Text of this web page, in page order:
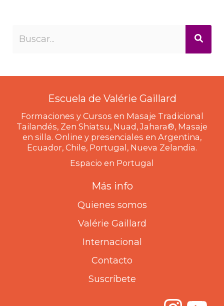
Escuela de Valérie Gaillard
Formaciones y Cursos en Masaje Tradicional
Tailandés, Zen Shiatsu, Nuad, Jahara®, Masaje
en silla. Online y presenciales en Argentina,
Ecuador, Chile, Portugal, Nueva Zelandia.
Espacio en Portugal
Más info
Quienes somos
Valérie Gaillard
Internacional
Contacto
Suscríbete